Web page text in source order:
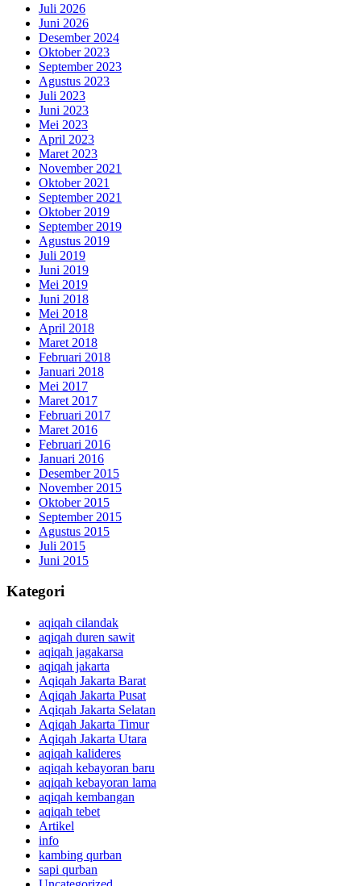
Juli 2026
Juni 2026
Desember 2024
Oktober 2023
September 2023
Agustus 2023
Juli 2023
Juni 2023
Mei 2023
April 2023
Maret 2023
November 2021
Oktober 2021
September 2021
Oktober 2019
September 2019
Agustus 2019
Juli 2019
Juni 2019
Mei 2019
Juni 2018
Mei 2018
April 2018
Maret 2018
Februari 2018
Januari 2018
Mei 2017
Maret 2017
Februari 2017
Maret 2016
Februari 2016
Januari 2016
Desember 2015
November 2015
Oktober 2015
September 2015
Agustus 2015
Juli 2015
Juni 2015
Kategori
aqiqah cilandak
aqiqah duren sawit
aqiqah jagakarsa
aqiqah jakarta
Aqiqah Jakarta Barat
Aqiqah Jakarta Pusat
Aqiqah Jakarta Selatan
Aqiqah Jakarta Timur
Aqiqah Jakarta Utara
aqiqah kalideres
aqiqah kebayoran baru
aqiqah kebayoran lama
aqiqah kembangan
aqiqah tebet
Artikel
info
kambing qurban
sapi qurban